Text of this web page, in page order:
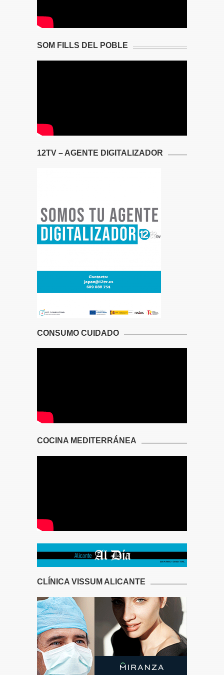
SOM FILLS DEL POBLE
12TV – AGENTE DIGITALIZADOR
CONSUMO CUIDADO
COCINA MEDITERRÁNEA
CLÍNICA VISSUM ALICANTE